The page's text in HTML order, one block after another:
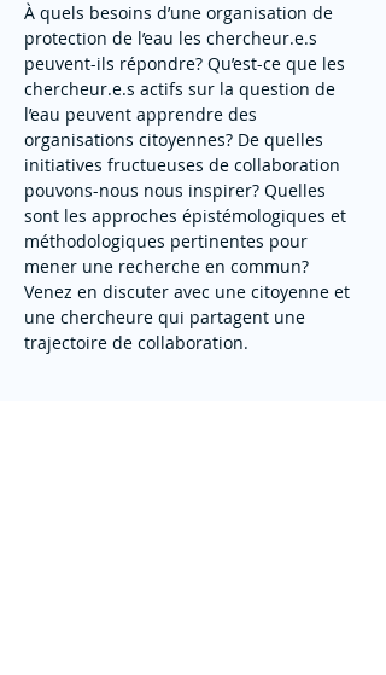
À quels besoins d’une organisation de
protection de l’eau les chercheur.e.s
peuvent-ils répondre? Qu’est-ce que les
chercheur.e.s actifs sur la question de
l’eau peuvent apprendre des
organisations citoyennes? De quelles
initiatives fructueuses de collaboration
pouvons-nous nous inspirer? Quelles
sont les approches épistémologiques et
méthodologiques pertinentes pour
mener une recherche en commun?
Venez en discuter avec une citoyenne et
une chercheure qui partagent une
trajectoire de collaboration.